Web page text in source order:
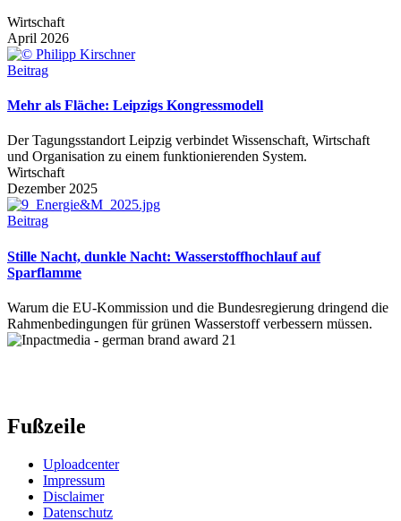
Wirtschaft
April 2026
Beitrag
Mehr als Fläche: Leipzigs Kongressmodell
Der Tagungsstandort Leipzig verbindet Wissenschaft, Wirtschaft
und Organisation zu einem funktionierenden System.
Wirtschaft
Dezember 2025
Beitrag
Stille Nacht, dunkle Nacht: Wasserstoffhochlauf auf
Sparflamme
Warum die EU-Kommission und die Bundesregierung dringend die
Rahmenbedingungen für grünen Wasserstoff verbessern müssen.
Fußzeile
Uploadcenter
Impressum
Disclaimer
Datenschutz